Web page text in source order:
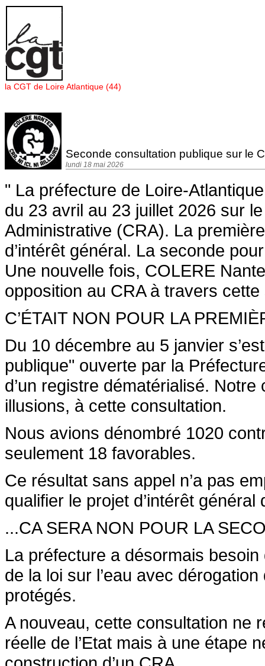
Panneau de gestion des cookies
la CGT de Loire Atlantique (44)
Seconde consultation publique sur le
lundi 18 mai 2026
" La préfecture de Loire-
du 23 avril au 23 juillet 2026 sur
Administrative (CRA). La
d’intérêt général. La seconde
Une nouvelle fois, COLERE
opposition au CRA à travers
C’ÉTAIT NON POUR LA
Du 10 décembre au 5 janvier
publique" ouverte par la
d’un registre dématérialisé.
illusions, à cette consultation.
Nous avions dénombré 1020
seulement 18 favorables.
Ce résultat sans appel n’a pas
qualifier le projet d’intérêt
...CA SERA NON POUR LA
La préfecture a désormais
de la loi sur l’eau avec
protégés.
A nouveau, cette consultation ne
réelle de l’Etat mais à une étape